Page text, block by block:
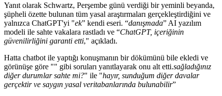
Yanıt olarak Schwartz, Perşembe günü verdiği bir yeminli beyanda,
şüpheli özette bulunan tüm yasal araştırmaları gerçekleştirdiğini ve
yalnızca ChatGPT'yi "ek” kendi eseri. “danışmada” AI yazılım
modeli ile sahte vakalara rastladı ve “ChatGPT, içeriğinin
güvenilirliğini garanti etti," açıkladı.
Hatta chatbot ile yaptığı konuşmanın bir dökümünü bile ekledi ve
görünüşe göre "" gibi soruları yanıtlayarak onu alt etti.sağladığınız
diğer durumlar sahte mi?" ile "hayır, sunduğum diğer davalar
gerçektir ve saygın yasal veritabanlarında bulunabilir”